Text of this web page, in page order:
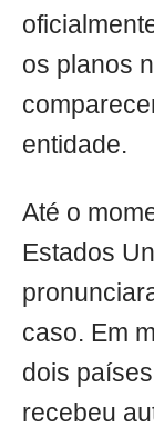
os planos
entidade.
Até o
Estados
caso. Em
dois
recebeu